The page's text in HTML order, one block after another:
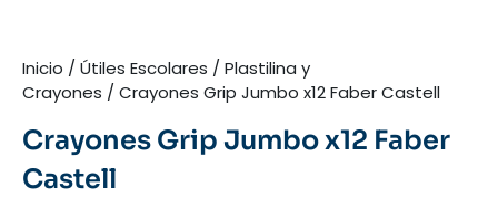
Inicio / Útiles Escolares / Plastilina y
Crayones / Crayones Grip Jumbo x12 Faber Castell
Crayones Grip Jumbo x12 Faber
Castell